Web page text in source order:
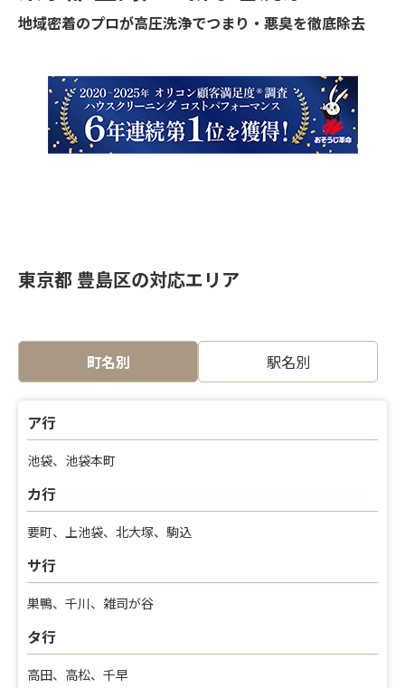
地域密着のプロが高圧洗浄でつまり・悪臭を徹底除去
東京都 豊島区の対応エリア
町名別 駅名別
ア行
池袋、池袋本町
カ行
要町、上池袋、北大塚、駒込
サ行
巣鴨、千川、雑司が谷
タ行
高田、高松、千早